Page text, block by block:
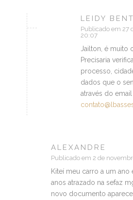
LEIDY
Publicado em 27
20:07
Jailton, é muito
Precisaria
processo,
dados que o
através do email
ALEXANDRE
Publicado em 2 de
Kiteí meu carro a um
anos atrazado na sefaz
novo documento